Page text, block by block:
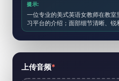
上传音频*
提示:
一位专业的美式英语女教师在教
习平台的介绍；面部细节清晰、锐